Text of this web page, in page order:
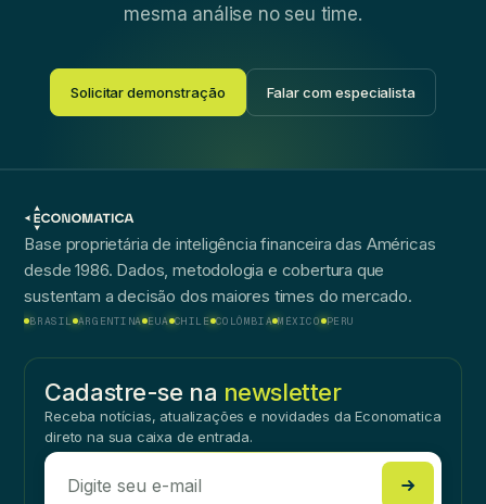
mesma análise no seu time.
Solicitar demonstração Falar com especialista
Base proprietária de inteligência financeira das Américas
desde 1986. Dados, metodologia e cobertura que
sustentam a decisão dos maiores times do mercado.
BRASIL ARGENTINA EUA CHILE COLÔMBIA MÉXICO PERU
Cadastre-se na newsletter
Receba notícias, atualizações e novidades da Economatica
direto na sua caixa de entrada.